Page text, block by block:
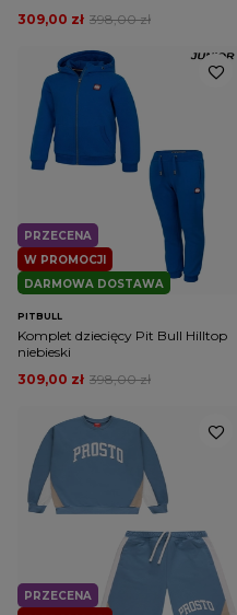
398,00 zł
309,00 zł
W PROMOCJI
PRZECENA
DARMOWA DOSTAWA
PITBULL
Komplet dziecięcy Pit Bull Hilltop
niebieski
398,00 zł
309,00 zł
PRZECENA